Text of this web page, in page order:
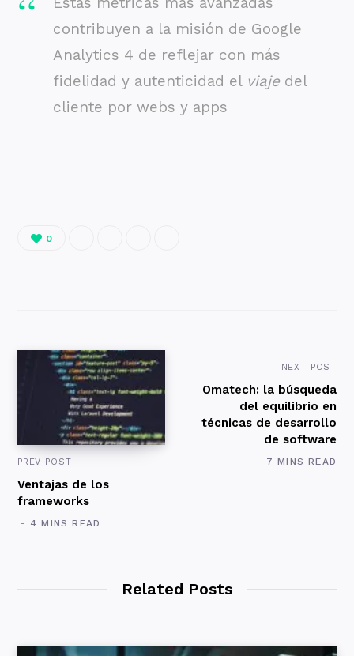
contribuyen a la misión de Google
Analytics 4 de reflejar con más
fidelidad y autenticidad el viajedel
cliente por webs y apps
0
PREV POST
Ventajas de los
frameworks
4 MINS READ
NEXT POST
Omatech: la búsqueda
del equilibrio en
técnicas de desarrollo
de software
7 MINS READ
Related Posts